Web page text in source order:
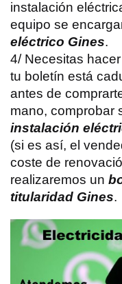
instalación
equipo se
eléctrico Gines.
4/ Necesitas
tu boletín está
antes de
mano, comprobar
instalación
(si es así, el
coste de
realizaremos un
titularidad Gines.